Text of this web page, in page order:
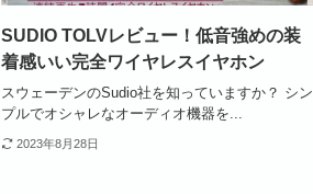
SUDIO TOLVレビュー！低音強めの装
着感いい完全ワイヤレスイヤホン
スウェーデンのSudio社を知っていますか？ シン
プルでオシャレなオーディオ機器を...
2023年8月28日